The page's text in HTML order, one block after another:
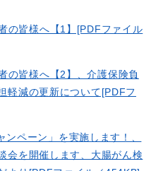
の皆様へ【1】[PDFファイル
の皆様へ【2】、介護保険負
軽減の更新について[PDFフ
ペーン」を実施します！、
会を開催します、大腸がん検